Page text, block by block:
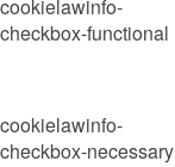
cookielawinfo-
checkbox-functional
cookielawinfo-
checkbox-necessary